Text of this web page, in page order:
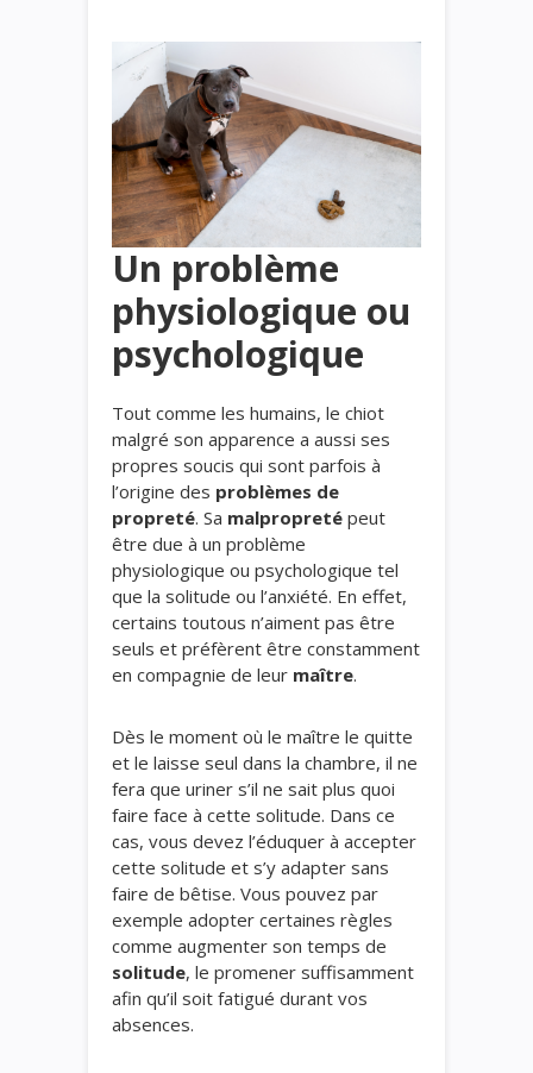
Un problème
physiologique ou
psychologique
Tout comme les humains, le chiot
malgré son apparence a aussi ses
propres soucis qui sont parfois à
l’origine des problèmes de
propreté. Sa malpropreté peut
être due à un problème
physiologique ou psychologique tel
que la solitude ou l’anxiété. En effet,
certains toutous n’aiment pas être
seuls et préfèrent être constamment
en compagnie de leur maître.
Dès le moment où le maître le quitte
et le laisse seul dans la chambre, il ne
fera que uriner s’il ne sait plus quoi
faire face à cette solitude. Dans ce
cas, vous devez l’éduquer à accepter
cette solitude et s’y adapter sans
faire de bêtise. Vous pouvez par
exemple adopter certaines règles
comme augmenter son temps de
solitude, le promener suffisamment
afin qu’il soit fatigué durant vos
absences.